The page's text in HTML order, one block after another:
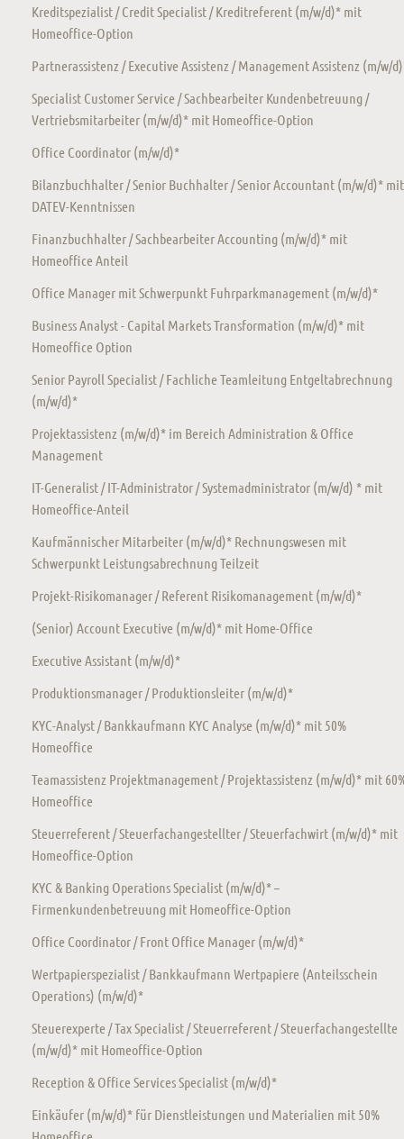
Kreditspezialist / Credit Specialist / Kreditreferent (m/w/d)* mit
Homeoffice-Option
Partnerassistenz / Executive Assistenz / Management Assistenz (m/w/
Specialist Customer Service / Sachbearbeiter Kundenbetreuung /
Vertriebsmitarbeiter (m/w/d)* mit Homeoffice-Option
Office Coordinator (m/w/d)*
Bilanzbuchhalter / Senior Buchhalter / Senior Accountant (m/w/d)* mit
DATEV-Kenntnissen
Finanzbuchhalter / Sachbearbeiter Accounting (m/w/d)* mit
Homeoffice Anteil
Office Manager mit Schwerpunkt Fuhrparkmanagement (m/w/d)*
Business Analyst - Capital Markets Transformation (m/w/d)* mit
Homeoffice Option
Senior Payroll Specialist / Fachliche Teamleitung Entgeltabrechnung
(m/w/d)*
Projektassistenz (m/w/d)* im Bereich Administration & Office
Management
IT-Generalist / IT-Administrator / Systemadministrator (m/w/d) * mit
Homeoffice-Anteil
Kaufmännischer Mitarbeiter (m/w/d)* Rechnungswesen mit
Schwerpunkt Leistungsabrechnung Teilzeit
Projekt-Risikomanager / Referent Risikomanagement (m/w/d)*
(Senior) Account Executive (m/w/d)* mit Home-Office
Executive Assistant (m/w/d)*
Produktionsmanager / Produktionsleiter (m/w/d)*
KYC-Analyst / Bankkaufmann KYC Analyse (m/w/d)* mit 50%
Homeoffice
Teamassistenz Projektmanagement / Projektassistenz (m/w/d)* mit
Homeoffice
Steuerreferent / Steuerfachangestellter / Steuerfachwirt (m/w/d)* mit
Homeoffice-Option
KYC & Banking Operations Specialist (m/w/d)* –
Firmenkundenbetreuung mit Homeoffice-Option
Office Coordinator / Front Office Manager (m/w/d)*
Wertpapierspezialist / Bankkaufmann Wertpapiere (Anteilsschein
Operations) (m/w/d)*
Steuerexperte / Tax Specialist / Steuerreferent / Steuerfachangestellte
(m/w/d)* mit Homeoffice-Option
Reception & Office Services Specialist (m/w/d)*
Einkäufer (m/w/d)* für Dienstleistungen und Materialien mit 50%